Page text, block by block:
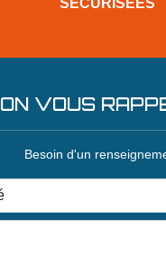
SÉCURISÉES
ON VOUS
Besoin d'un